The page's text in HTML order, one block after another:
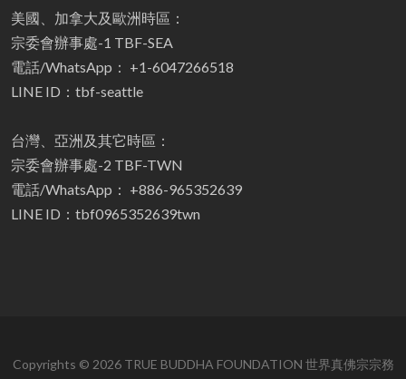
美國、加拿大及歐洲時區：
宗委會辦事處-1 TBF-SEA
電話/WhatsApp： +1-6047266518
LINE ID：tbf-seattle
台灣、亞洲及其它時區：
宗委會辦事處-2 TBF-TWN
電話/WhatsApp： +886-965352639
LINE ID：tbf0965352639twn
Copyrights © 2026 TRUE BUDDHA FOUNDATION 世界真佛宗宗務